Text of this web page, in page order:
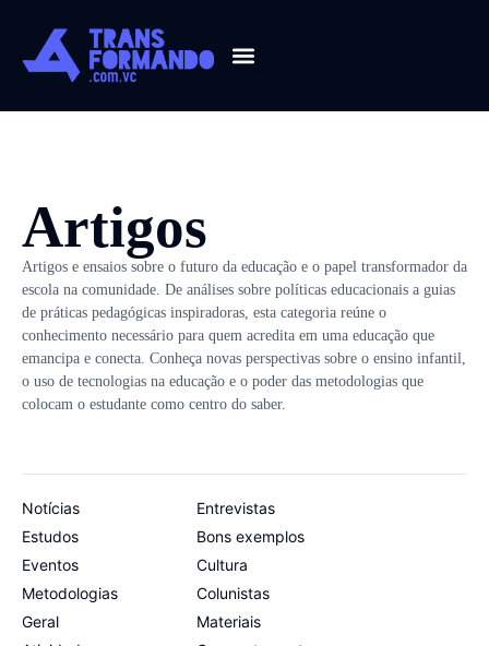
Artigos
Artigos e ensaios sobre o futuro da educação e o papel transformador da
escola na comunidade. De análises sobre políticas educacionais a guias
de práticas pedagógicas inspiradoras, esta categoria reúne o
conhecimento necessário para quem acredita em uma educação que
emancipa e conecta. Conheça novas perspectivas sobre o ensino infantil,
o uso de tecnologias na educação e o poder das metodologias que
colocam o estudante como centro do saber.
Notícias
Entrevistas
Estudos
Bons exemplos
Eventos
Cultura
Metodologias
Colunistas
Geral
Materiais